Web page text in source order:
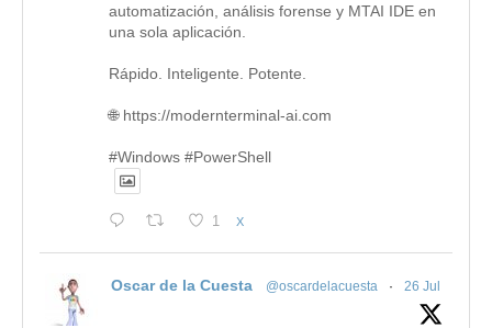
automatización, análisis forense y MTAI IDE en
una sola aplicación.
Rápido. Inteligente. Potente.
🌐 https://modernterminal-ai.com
#Windows #PowerShell
1 X
Oscar de la Cuesta @oscardelacuesta · 26 Jul